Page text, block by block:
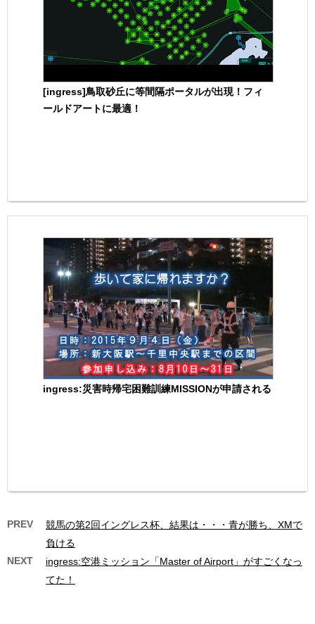
[ingress]鳥取砂丘に等間隔ポータルが出現！フィ
ールドアートに最適！
ingress:災害時帰宅困難訓練MISSIONが申請される
PREV
競馬の第2回イングレス杯、結果は・・・青が勝ち、XMで
負ける
NEXT
ingress:空港ミッション「Master of Airport」がすごくなっ
てた！